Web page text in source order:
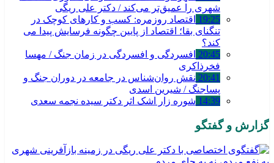
شهری را عمیق‌تر می‌کند / دکتر علی ریگی
19:25 اقتصاد روزمره: کسب‌ و کارهای کوچک در
تنگنای بقا؛ اقتصاد از پایین چگونه فرسایش پیدا می
کند؟
20:45 افسردگی و افسردگی در زمان جنگ / مهسا
فخرذاکری
20:41 نقش روان‌شناس در جامعه در دوران جنگ و
پساجنگ / شیرین اسدی
14:39 شوره زار اشک اثر دکتر سیده نجمه سعدی
گزارش و گفتگو